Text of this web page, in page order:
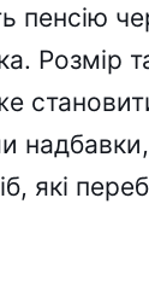
пенсію
Розмір
які